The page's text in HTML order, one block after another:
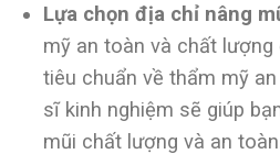
Lựa chọn địa chỉ nâng
mỹ an toàn và chất
tiêu chuẩn về thẩm mỹ
sĩ kinh nghiệm sẽ giúp
mũi chất lượng và an